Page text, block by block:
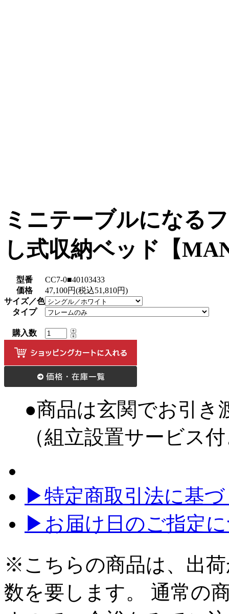
ミニテーブルになる
し式収納ベッド【
型番
CC7-0■40103433
価格
47,100円(税込51,810円)
サイズ／色
タイプ
購入数
●商品は玄関でお引き
（組立設置サービス
▶特定商取引法に基
▶お届け日のご指定
※こちらの商品は、出
数を要します。 通常の